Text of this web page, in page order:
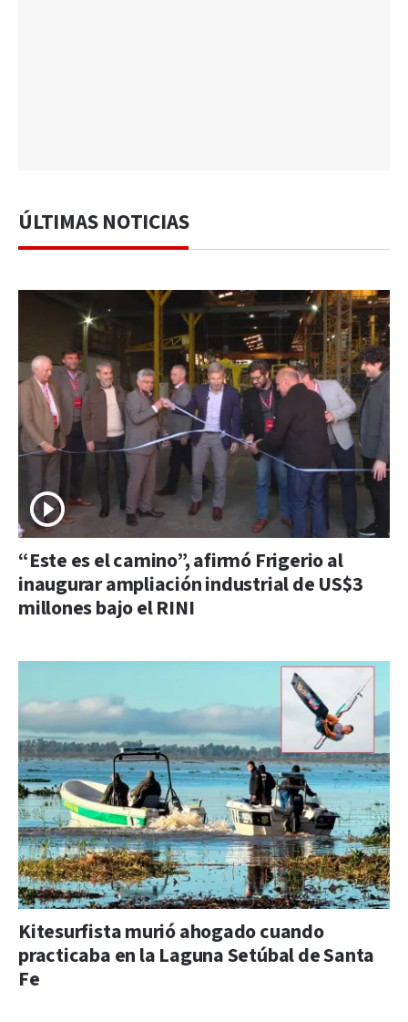
ÚLTIMAS NOTICIAS
“Este es el camino”, afirmó Frigerio al
inaugurar ampliación industrial de US$3
millones bajo el RINI
Kitesurfista murió ahogado cuando
practicaba en la Laguna Setúbal de Santa
Fe